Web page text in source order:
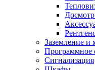
Досмотр
Заземление и
Программное
Сигнализация